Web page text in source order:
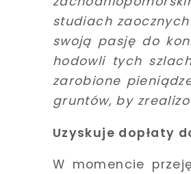
studiach
swoją pasję do
hodowli tych
zarobione
gruntów, by
Uzyskuje dopłaty
W momencie